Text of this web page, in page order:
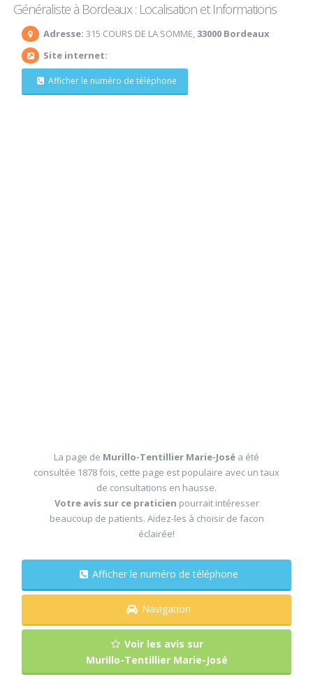
Généraliste à Bordeaux : Localisation et Informations
Adresse: 315 COURS DE LA SOMME,33000 Bordeaux
Site internet:
Afficher le numéro de téléphone
La page de Murillo-Tentillier Marie-José a été
consultée 1878 fois, cette page est populaire avec un taux
de consultations en hausse.
Votre avis sur ce praticien pourrait intéresser
beaucoup de patients. Aidez-les à choisir de facon
éclairée!
Afficher le numéro de téléphone
Navigation
Voir les avis sur
Murillo-Tentillier Marie-José